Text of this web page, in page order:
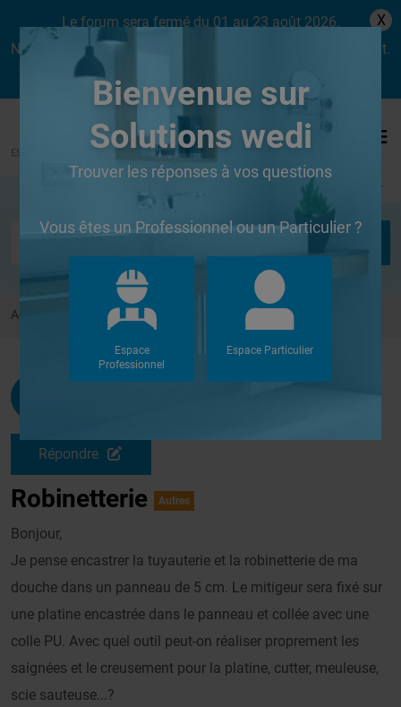
Le forum sera fermé du 01 au 23 août 2026.
Nous aurons le plaisir de vous retrouver dès le lundi 24 août.
X
Se connecter
Accueil Forums Autres Robinetterie
Jeand0
Répondre
Robinetterie Autres
Bonjour,
Je pense encastrer la tuyauterie et la robinetterie de ma
douche dans un panneau de 5 cm. Le mitigeur sera fixé sur
une platine encastrée dans le panneau et collée avec une
colle PU. Avec quel outil peut-on réaliser proprement les
saignées et le creusement pour la platine, cutter, meuleuse,
scie sauteuse...?
Bienvenue sur
Solutions wedi
Trouver les réponses à vos questions
Vous êtes un Professionnel ou un Particulier ?
Espace
Professionnel
Espace Particulier